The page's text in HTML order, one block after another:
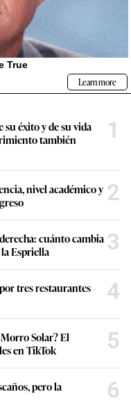
su éxito y de su vida
también
1
nivel académico y 2
cuánto cambia
Espriella
3
tres restaurantes
4
Solar? El
en TikTok
5
pero la
6